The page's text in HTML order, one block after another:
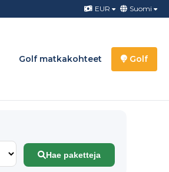
EUR Suomi
Golf matkakohteet Golf
Hae paketteja